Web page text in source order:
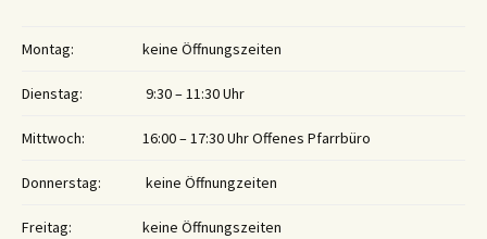
Montag: keine Öffnungszeiten
Dienstag: 9:30 – 11:30 Uhr
Mittwoch: 16:00 – 17:30 Uhr Offenes Pfarrbüro
Donnerstag: keine Öffnungzeiten
Freitag: keine Öffnungszeiten